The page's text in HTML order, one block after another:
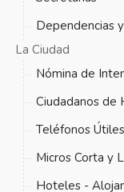
Dependencias
La Ciudad
Nómina de
Ciudadanos de
Teléfonos Útiles
Micros Corta y
Hoteles -